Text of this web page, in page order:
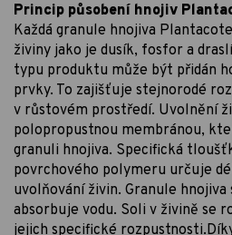
Princip působení hnojiv
Každá granule hnojiva
živiny jako je dusík, fosfor a
typu produktu může být přidán
prvky. To zajišťuje stejnorodé
v růstovém prostředí. Uvolnění
polopropustnou membránou,
granuli hnojiva. Specifická
povrchového polymeru určuje
uvolňování živin. Granule
absorbuje vodu. Soli v živině se
jejich specifické